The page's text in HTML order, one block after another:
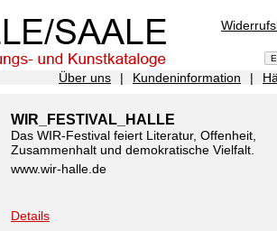
Über uns | Kundeninformation |
WIR_FESTIVAL_HALLE
Das WIR-Festival feiert Literatur, Offenheit,
Zusammenhalt und demokratische Vielfalt.
www.wir-halle.de
Details